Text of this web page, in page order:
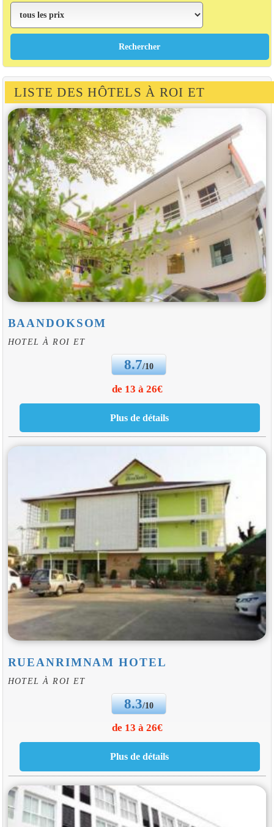
LISTE DES HÔTELS À ROI ET
BAANDOKSOM
HOTEL À ROI ET
8.7/10
de 13 à 26€
RUEANRIMNAM HOTEL
HOTEL À ROI ET
8.3/10
de 13 à 26€